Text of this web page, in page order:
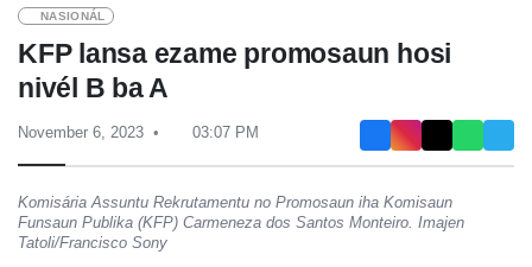
NASIONÁL
KFP lansa ezame promosaun hosi
nivél B ba A
November 6, 2023 03:07 PM
Komisária Assuntu Rekrutamentu no Promosaun iha Komisaun
Funsaun Publika (KFP) Carmeneza dos Santos Monteiro. Imajen
Tatoli/Francisco Sony